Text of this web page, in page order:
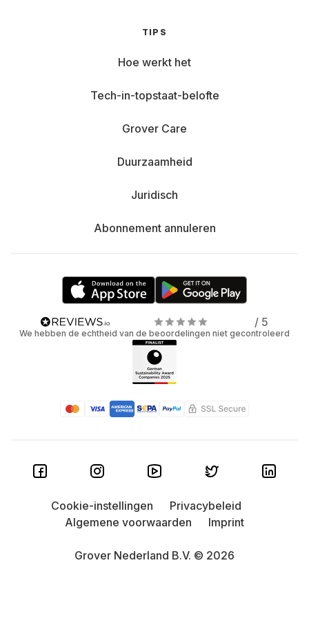
TIPS
Hoe werkt het
Tech-in-topstaat-belofte
Grover Care
Duurzaamheid
Juridisch
Abonnement annuleren
/ 5
We hebben de echtheid van de beoordelingen niet gecontroleerd
Grover Nederland B.V. © 2026
Cookie-instellingen
Privacybeleid
Algemene voorwaarden
Imprint